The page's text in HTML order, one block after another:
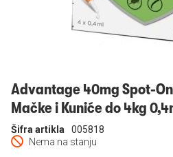
Advantage 40mg Spot-
Mačke i Kuniće do 4kg
Nema na stanju
Šifra artikla 005818